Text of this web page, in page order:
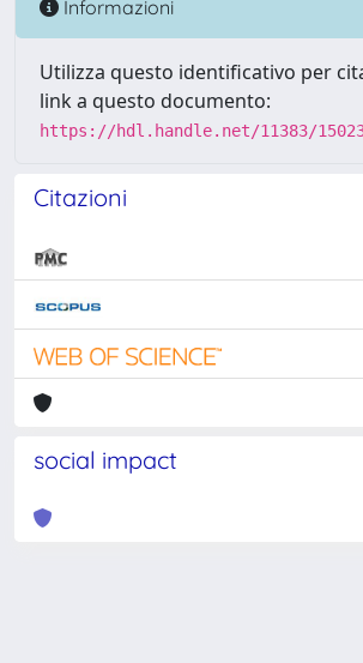
Informazioni
Utilizza questo identificativo per
link a questo documento:
https://hdl.handle.net/11383/
Citazioni
social impact